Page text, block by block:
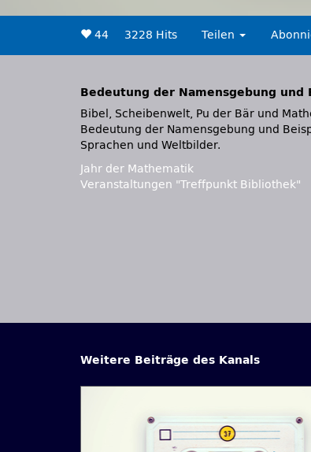
44 3228 Hits Teilen
Bedeutung der Namensgebung
Bibel, Scheibenwelt, Pu der Bär und
Bedeutung der Namensgebung und
Sprachen und Weltbilder.
Jahr der Mathematik
Veranstaltungen "Treffpunkt Bibliothek"
Weitere Beiträge des Kanals